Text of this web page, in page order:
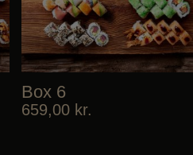
Box 6
659,00 kr.